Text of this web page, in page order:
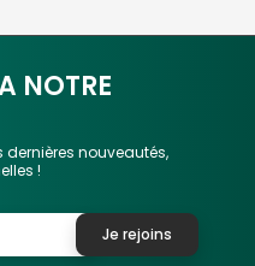
NOTRE
nouveautés,
!
Je rejoins